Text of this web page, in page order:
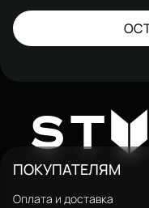
ST
ПОКУПАТЕЛЯМ
Оплата и доставка